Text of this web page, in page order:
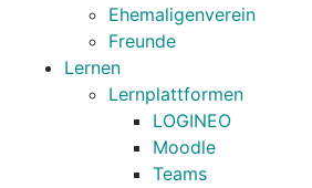
Ehemaligenverein
Freunde
Lernen
Lernplattformen
LOGINEO
Moodle
Teams